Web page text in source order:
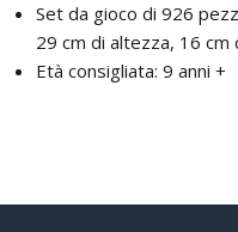
Set da gioco di 926
29 cm di altezza, 16
Età consigliata: 9 anni +